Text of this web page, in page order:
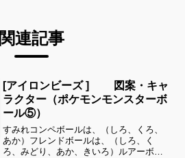
関連記事
[アイロンビーズ ] 図案・キャ
ラクター（ポケモンモンスターボ
ール⑤）
すみれコンペボールは、（しろ、くろ、
あか）フレンドボールは、（しろ、く
ろ、みどり、あか、きいろ）ルアーボー